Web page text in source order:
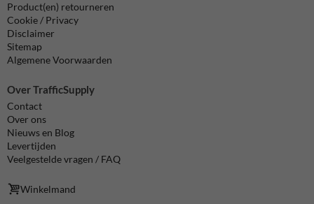
Product(en) retourneren
Cookie / Privacy
Disclaimer
Sitemap
Algemene Voorwaarden
Over TrafficSupply
Contact
Over ons
Nieuws en Blog
Levertijden
Veelgestelde vragen / FAQ
Winkelmand